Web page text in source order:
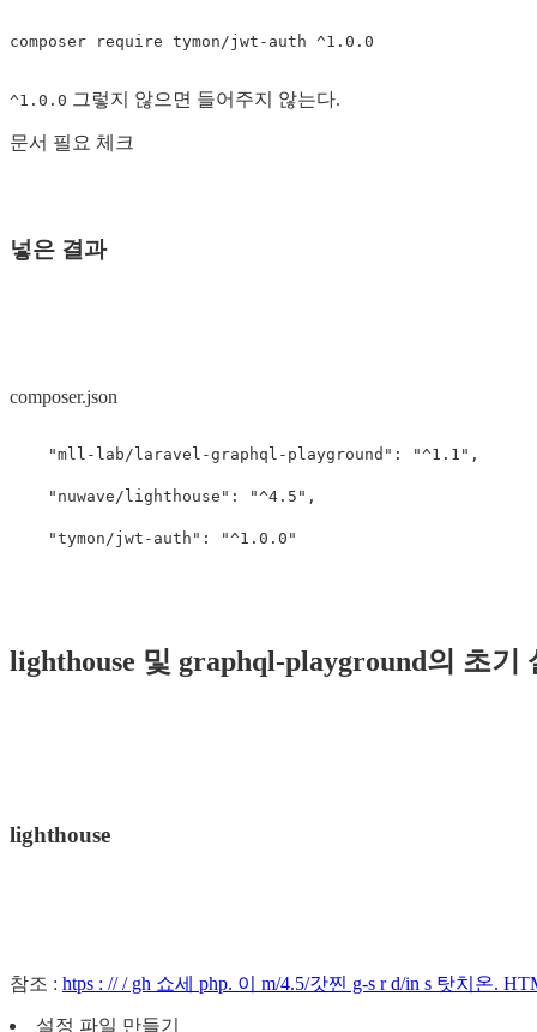
^1.0.0 그렇지 않으면 들어주지 않는다.
문서 필요 체크
넣은 결과
composer.json
"mll-lab/laravel-graphql-playground" : "^1.1" ,
"nuwave/lighthouse" : "^4.5" ,
"tymon/jwt-auth" : "^1.0.0"
lighthouse 및 graphql-playground의 초기
lighthouse
참조 : htps : // / gh 쇼세 php. 이 m/4.5/갓찐 g-s r d/in s 탓치온.
설정 파일 만들기